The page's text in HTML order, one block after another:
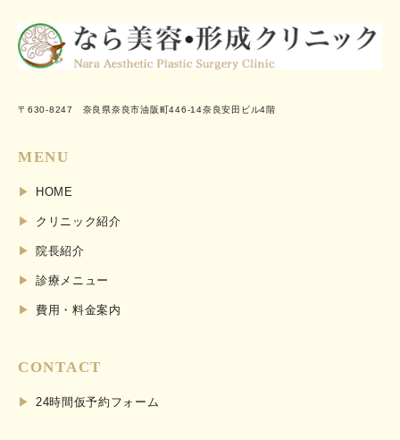
〒630-8247 奈良県奈良市油阪町446-14奈良安田ビル4階
MENU
HOME
クリニック紹介
院長紹介
診療メニュー
費用・料金案内
CONTACT
24時間仮予約フォーム